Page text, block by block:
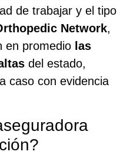
de trabajar y el tipo
Network,
en promedio las
del estado,
caso con evidencia